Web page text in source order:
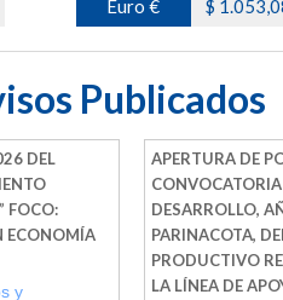
Euro € $
Publicados
DEL
FOCO:
ECONOMÍA
y
APERTURA DE
DESARROLLO,
PARINACOTA,
PRODUCTIVO
LA LÍNEA DE